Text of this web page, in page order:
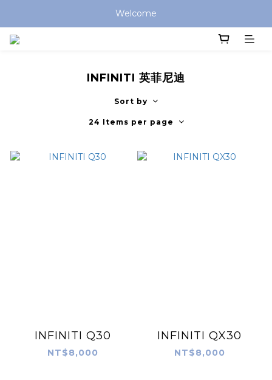
Welcome
INFINITI 英菲尼迪
Sort by
24 Items per page
INFINITI Q30
NT$8,000
INFINITI QX30
NT$8,000